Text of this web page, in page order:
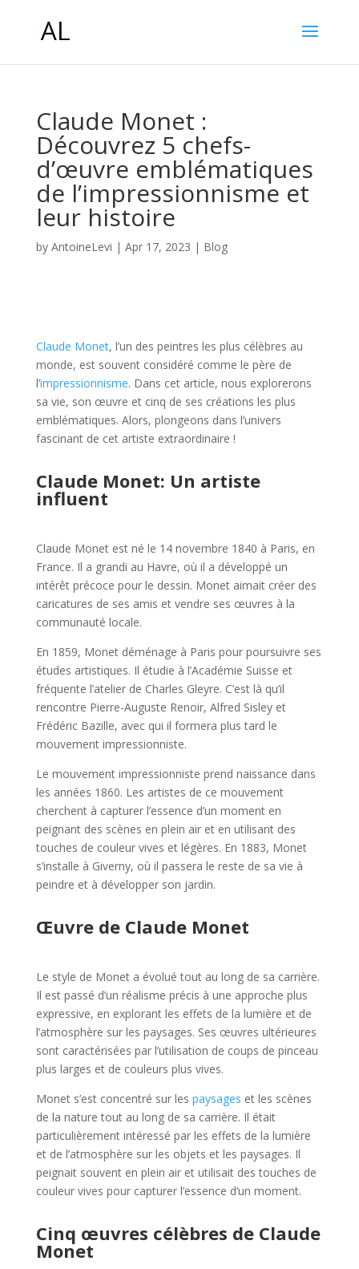
Claude Monet :
Découvrez 5 chefs-
d’œuvre emblématiques
de l’impressionnisme et
leur histoire
by AntoineLevi | Apr 17, 2023 | Blog
Claude Monet, l’un des peintres les plus célèbres au
monde, est souvent considéré comme le père de
l’impressionnisme. Dans cet article, nous explorerons
sa vie, son œuvre et cinq de ses créations les plus
emblématiques. Alors, plongeons dans l’univers
fascinant de cet artiste extraordinaire !
Claude Monet: Un artiste
influent
Claude Monet est né le 14 novembre 1840 à Paris, en
France. Il a grandi au Havre, où il a développé un
intérêt précoce pour le dessin. Monet aimait créer des
caricatures de ses amis et vendre ses œuvres à la
communauté locale.
En 1859, Monet déménage à Paris pour poursuivre ses
études artistiques. Il étudie à l’Académie Suisse et
fréquente l’atelier de Charles Gleyre. C’est là qu’il
rencontre Pierre-Auguste Renoir, Alfred Sisley et
Frédéric Bazille, avec qui il formera plus tard le
mouvement impressionniste.
Le mouvement impressionniste prend naissance dans
les années 1860. Les artistes de ce mouvement
cherchent à capturer l’essence d’un moment en
peignant des scènes en plein air et en utilisant des
touches de couleur vives et légères. En 1883, Monet
s’installe à Giverny, où il passera le reste de sa vie à
peindre et à développer son jardin.
Œuvre de Claude Monet
Le style de Monet a évolué tout au long de sa carrière.
Il est passé d’un réalisme précis à une approche plus
expressive, en explorant les effets de la lumière et de
l’atmosphère sur les paysages. Ses œuvres ultérieures
sont caractérisées par l’utilisation de coups de pinceau
plus larges et de couleurs plus vives.
Monet s’est concentré sur les paysages et les scènes
de la nature tout au long de sa carrière. Il était
particulièrement intéressé par les effets de la lumière
et de l’atmosphère sur les objets et les paysages. Il
peignait souvent en plein air et utilisait des touches de
couleur vives pour capturer l’essence d’un moment.
Cinq œuvres célèbres de Claude
Monet